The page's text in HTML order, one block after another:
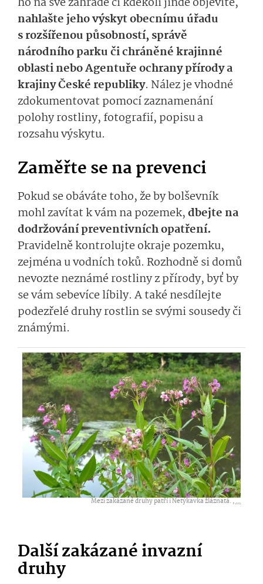
nahlašte jeho výskyt obecnímu úřadu
s rozšířenou působností, správě
národního parku či chráněné krajinné
oblasti nebo Agentuře ochrany přírody a
krajiny České republiky. Nález je vhodné
zdokumentovat pomocí zaznamenání
polohy rostliny, fotografií, popisu a
rozsahu výskytu.
Zaměřte se na prevenci
Pokud se obáváte toho, že by bolševník
mohl zavítat k vám na pozemek,dbejte na
dodržování preventivních opatření.
Pravidelně kontrolujte okraje pozemku,
zejména u vodních toků. Rozhodně si domů
nevozte neznámé rostliny z přírody, byť by
se vám sebevíce líbily. A také nesdílejte
podezřelé druhy rostlin se svými sousedy či
známými.
Mezi zakázané druhy patří i Netýkavka žláznatá. ,...
Další zakázané invazní
druhy